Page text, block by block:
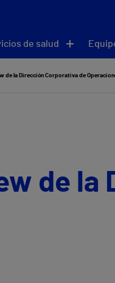
de salud
de la Dirección Corporativa de
de